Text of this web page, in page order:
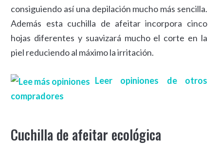
consiguiendo así una depilación mucho más sencilla.
Además esta cuchilla de afeitar incorpora cinco
hojas diferentes y suavizará mucho el corte en la
piel reduciendo al máximo la irritación.
Leer opiniones de otros
compradores
Cuchilla de afeitar ecológica